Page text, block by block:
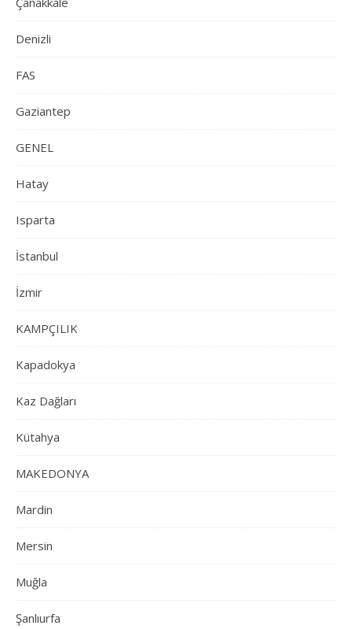
Denizli
FAS
Gaziantep
GENEL
Hatay
Isparta
İstanbul
İzmir
KAMPÇILIK
Kapadokya
Kaz Dağları
Kütahya
MAKEDONYA
Mardin
Mersin
Muğla
Şanlıurfa